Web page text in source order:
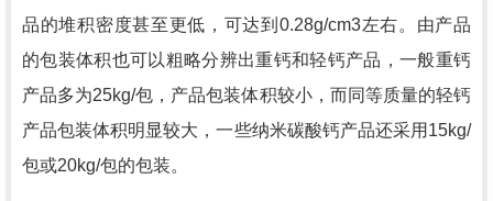
品的堆积密度甚至更低，可达到 0.28g/cm3左右。由产品
的包装体积也可以粗略分辨出重钙和轻钙产品，一般重钙
产品多为25kg/包，产品包装体积较小，而同等质量的轻钙
产品包装体积明显较大，一些纳米碳酸钙产品还采用 15kg/
包或20kg/包的包装。